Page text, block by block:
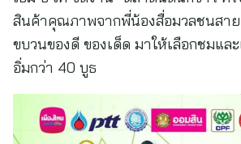
สินค้าคุณภาพจากพี่น้องสื่อมวลชนสา
ขบวนของดี ของเด็ด มาให้เลือกชมแล
อิ่มกว่า 40 บูธ